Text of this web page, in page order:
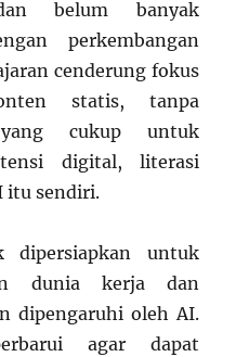
belum banyak
perkembangan
cenderung fokus
statis, tanpa
cukup untuk
digital, literasi
itu sendiri.
dipersiapkan untuk
dunia kerja dan
dipengaruhi oleh AI.
agar dapat